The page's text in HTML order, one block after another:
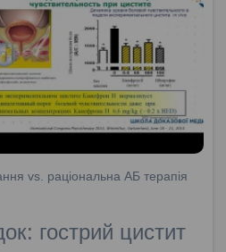
vs. раціональна АБ терапія
гострий цистит